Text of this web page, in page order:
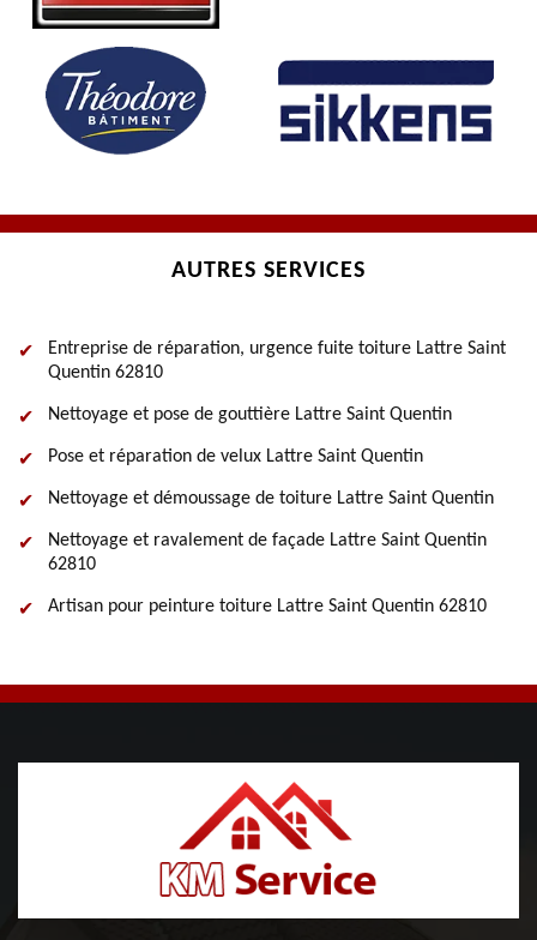
AUTRES SERVICES
Entreprise de réparation, urgence fuite toiture Lattre Saint
Quentin 62810
Nettoyage et pose de gouttière Lattre Saint Quentin
Pose et réparation de velux Lattre Saint Quentin
Nettoyage et démoussage de toiture Lattre Saint Quentin
Nettoyage et ravalement de façade Lattre Saint Quentin
62810
Artisan pour peinture toiture Lattre Saint Quentin 62810